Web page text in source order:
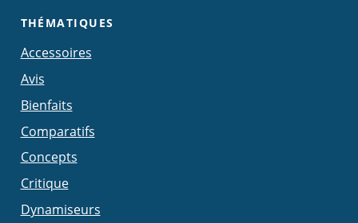
THÉMATIQUES
Accessoires
Avis
Bienfaits
Comparatifs
Concepts
Critique
Dynamiseurs